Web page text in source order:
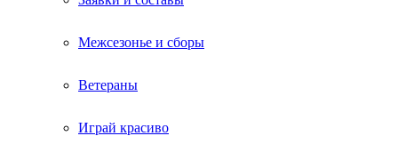
Межсезонье и сборы
Ветераны
Играй красиво